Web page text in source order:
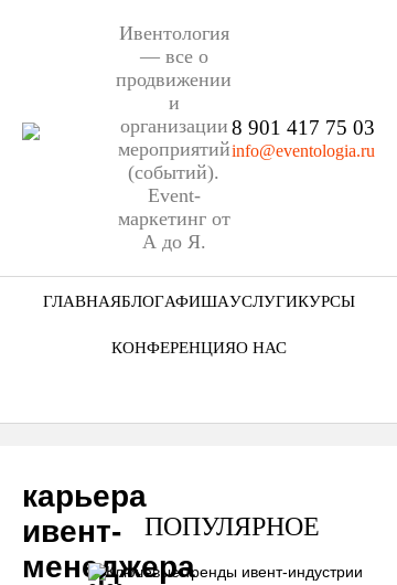
Ивентология
— все о
продвижении
и
организации
мероприятий
(событий).
Event-
маркетинг от
А до Я.
8 901 417 75 03
info@eventologia.ru
ГЛАВНАЯБЛОГ
Ниша
Формат
АФИШАУСЛУГИКУРСЫ
КОНФЕРЕНЦИЯО НАС
Портфолио
карьера
ивент-
менеджера
ПОПУЛЯРНОЕ